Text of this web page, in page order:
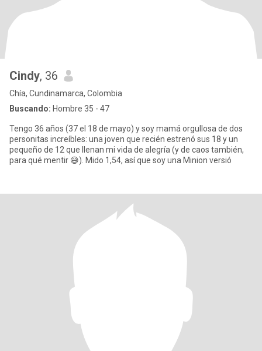
Cindy, 36
Chía, Cundinamarca, Colombia
Buscando: Hombre 35 - 47
Tengo 36 años (37 el 18 de mayo) y soy mamá orgullosa de dos
personitas increíbles: una joven que recién estrenó sus 18 y un
pequeño de 12 que llenan mi vida de alegría (y de caos también,
para qué mentir 😅). Mido 1,54, así que soy una Minion versió